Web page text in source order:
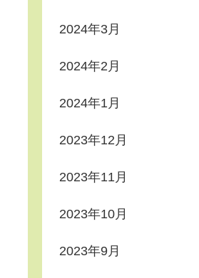
2024年3月
2024年2月
2024年1月
2023年12月
2023年11月
2023年10月
2023年9月